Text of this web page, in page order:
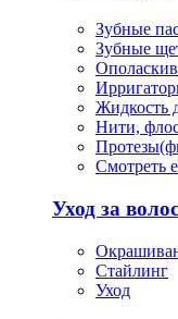
Зубные
Зубные
Жидкость
Нити,
Смотреть
Уход за
Стайлинг
Уход